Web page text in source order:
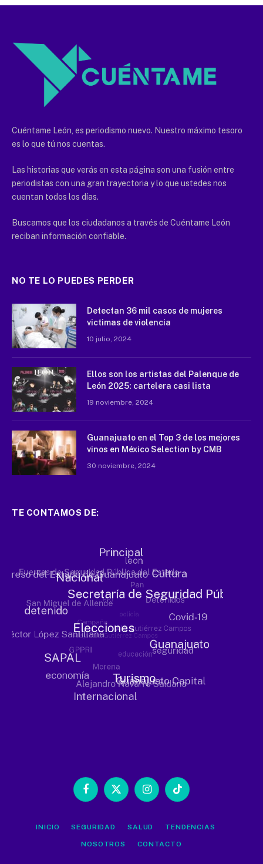
Cuéntame León, es periodismo nuevo. Nuestro máximo tesoro
es lo que tú nos cuentas.
Las historias que verás en esta página son una fusión entre
periodistas con una gran trayectoria y lo que ustedes nos
cuentan todos los días.
Buscamos que los ciudadanos a través de Cuéntame León
reciban información confiable.
NO TE LO PUEDES PERDER
Detectan 36 mil casos de mujeres
victimas de violencia
10 julio, 2024
Ellos son los artistas del Palenque de
León 2025: cartelera casi lista
19 noviembre, 2024
Guanajuato en el Top 3 de los mejores
vinos en México Selection by CMB
30 noviembre, 2024
TE CONTAMOS DE:
Facebook
X
InstagramTikTok
INICIO SEGURIDAD SALUD TENDENCIAS
NOSOTROS CONTACTO